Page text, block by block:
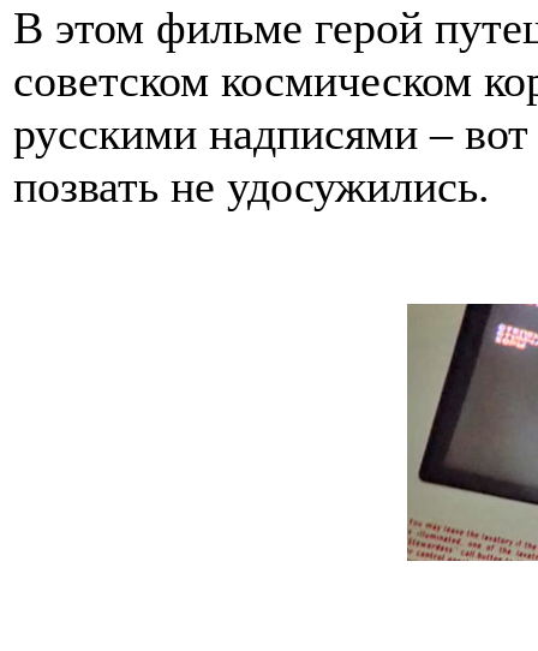
В этом фильме герой
советском космическом
русскими надписями – вот
позвать не удосужились.